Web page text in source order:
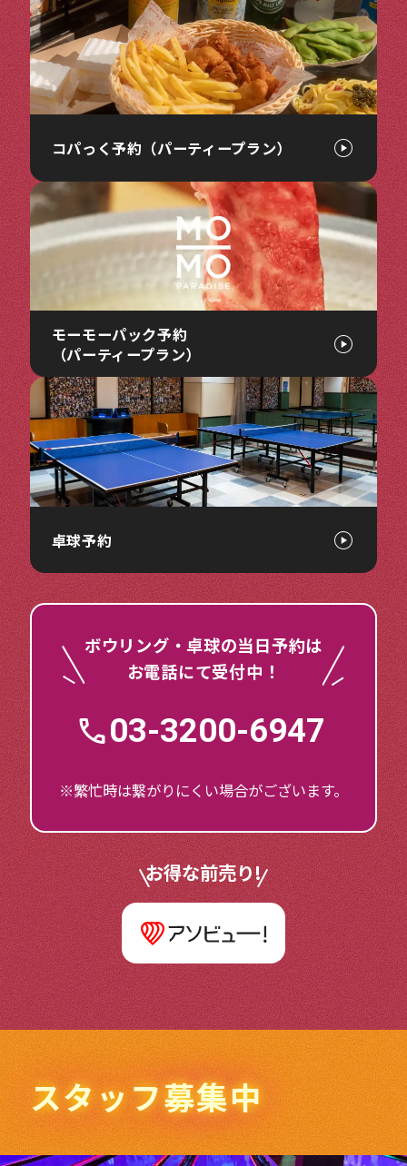
コパっく予約（パーティープラン）
モーモーパック予約
（パーティープラン）
卓球予約
ボウリング・卓球の当日予約は
お電話にて受付中！
03-3200-6947
※繁忙時は繋がりにくい場合がございます。
お得な前売り!
スタッフ募集中